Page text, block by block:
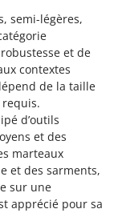
semi-légères,
et de
contextes
de la taille
d’outils
et des
marteaux
et des sarments,
sur une
apprécié pour sa